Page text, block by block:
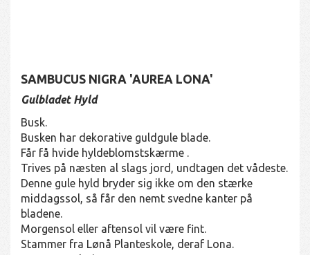
SAMBUCUS NIGRA 'AUREA LONA'
Gulbladet Hyld
Busk.
Busken har dekorative guldgule blade.
Får få hvide hyldeblomstskærme .
Trives på næsten al slags jord, undtagen det vådeste.
Denne gule hyld bryder sig ikke om den stærke
middagssol, så får den nemt svedne kanter på
bladene.
Morgensol eller aftensol vil være fint.
Stammer fra Lønå Planteskole, deraf Lona.